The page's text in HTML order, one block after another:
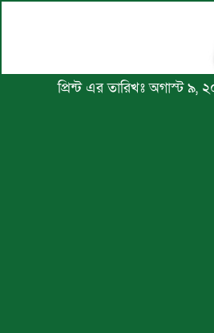
প্রিন্ট এর তারিখঃ অগাস্ট